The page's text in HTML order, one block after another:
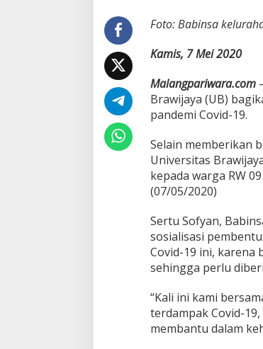
h
n
G
d
a
n
g
B
a
n
t
u
a
h
a
s
i
w
a
U
Foto: Babinsa
Kamis, 7 Mei 2020
Malangpariwara.com
Brawijaya (UB)
pandemi Covid-19.
Selain memberikan
Universitas
kepada warga RW
(07/05/2020)
Sertu Sofyan,
sosialisasi
Covid-19 ini, karena
sehingga perlu
“Kali ini kami
terdampak Covid-
membantu dalam